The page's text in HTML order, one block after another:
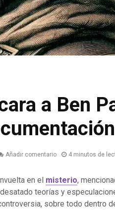
a Ben
Añadir comentario 4 minutos de
en el misterio,
teorías y
sobre todo dentro